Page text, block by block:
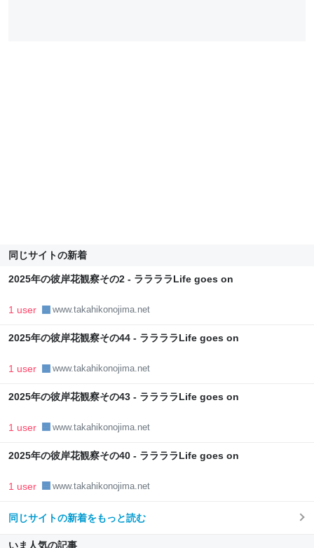
同じサイトの新着
2025年の彼岸花観察その2 - ララララLife goes on
1 user www.takahikonojima.net
2025年の彼岸花観察その44 - ララララLife goes on
1 user www.takahikonojima.net
2025年の彼岸花観察その43 - ララララLife goes on
1 user www.takahikonojima.net
2025年の彼岸花観察その40 - ララララLife goes on
1 user www.takahikonojima.net
同じサイトの新着をもっと読む
いま人気の記事